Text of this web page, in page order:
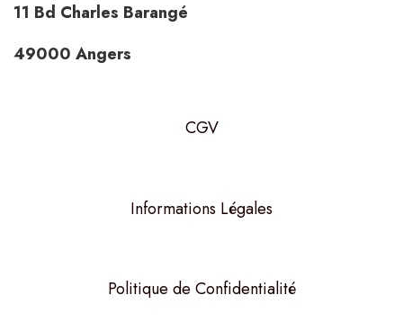
11 Bd Charles Barangé
49000 Angers
CGV
Informations Légales
Politique de Confidentialité